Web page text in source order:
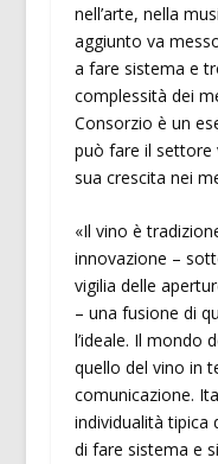
nell’arte, nella
aggiunto va
a fare sistema e
complessità dei
Consorzio è un
può fare il settore
sua crescita nei
«Il vino è
innovazione –
vigilia delle
– una fusione di
l’ideale. Il mondo
quello del vino in
comunicazione.
individualità tipica
di fare sistema e